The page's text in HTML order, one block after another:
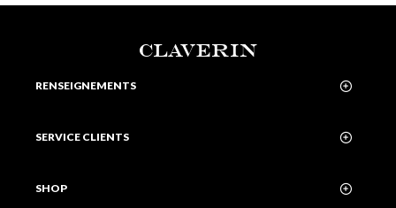
CLAVERIN
RENSEIGNEMENTS
SERVICE CLIENTS
SHOP